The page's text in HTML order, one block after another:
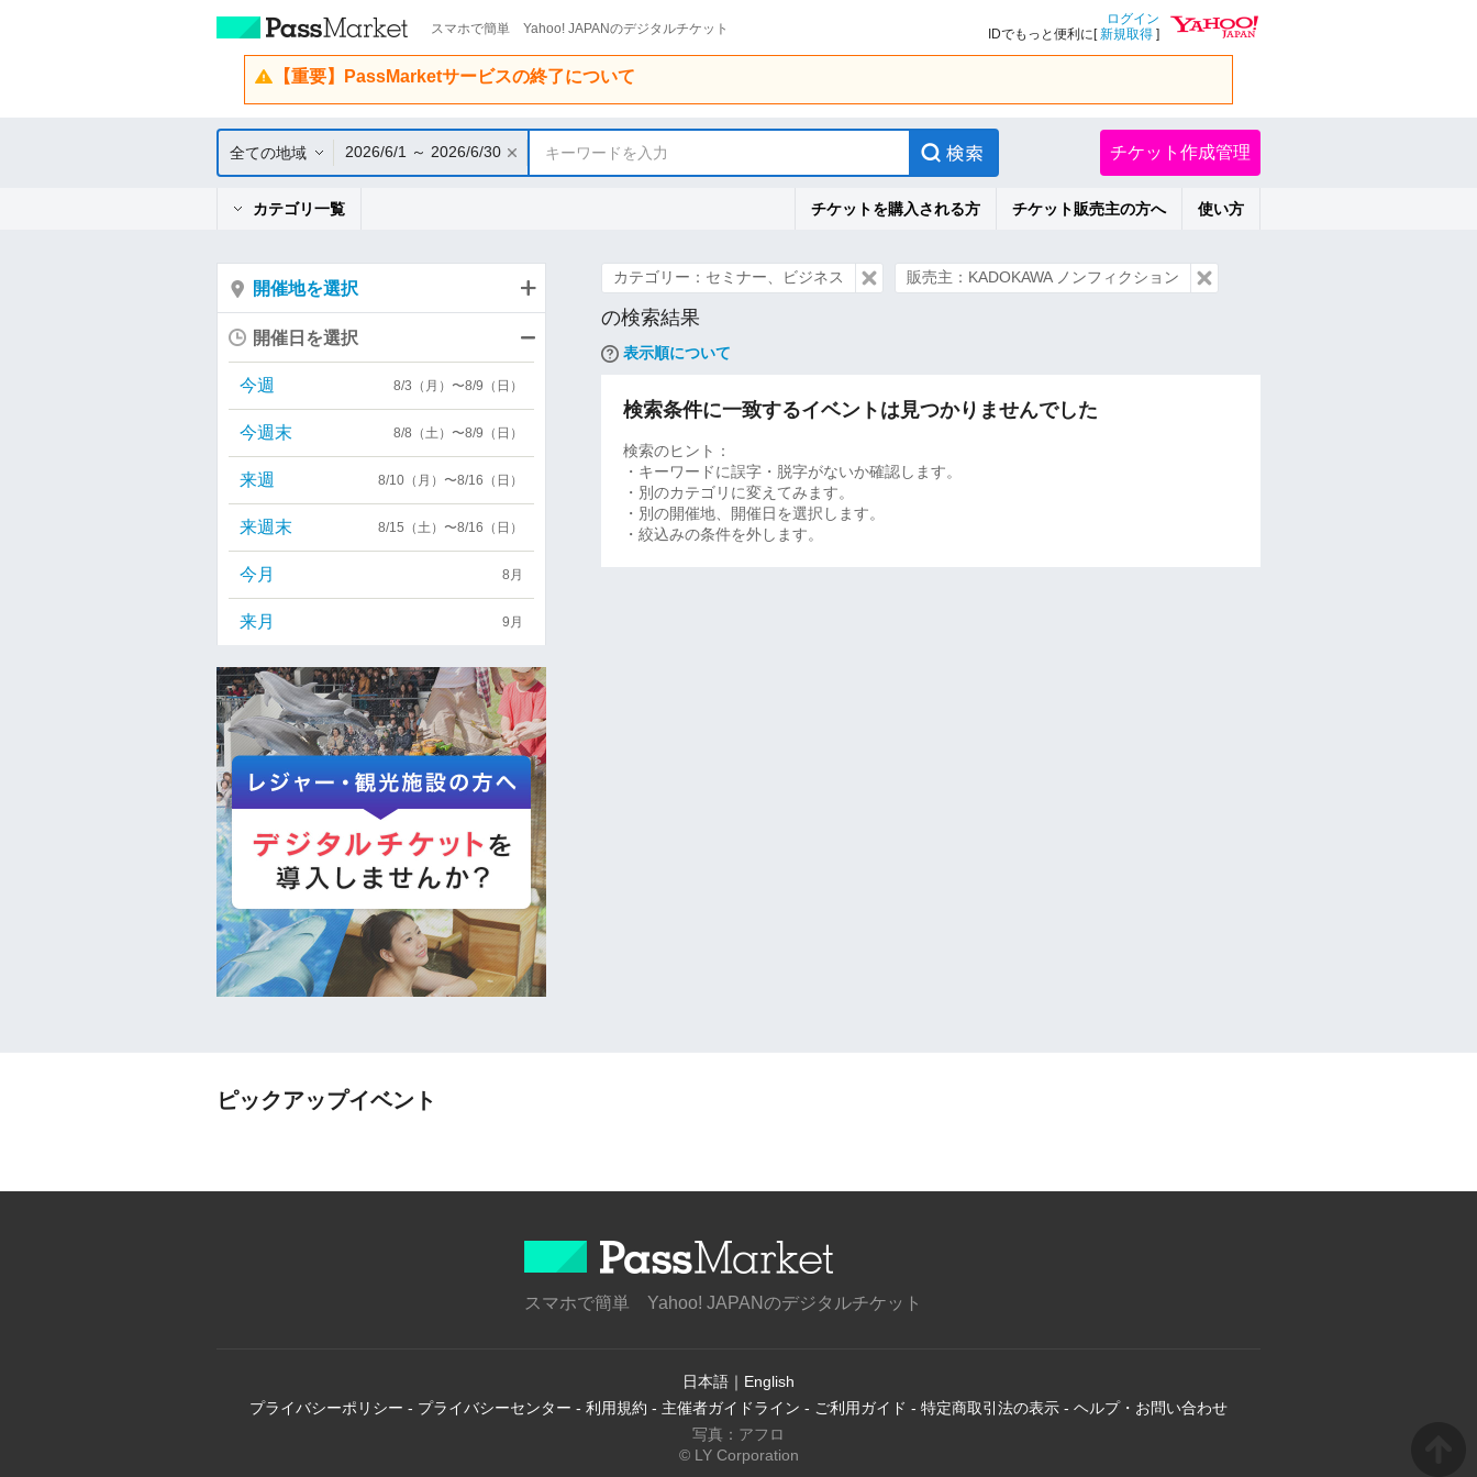
スマホで簡単 Yahoo! JAPANのデジタルチケット
ログイン
IDでもっと便利に[新規取得 ]
【重要】PassMarketサービスの終了について
全ての地域 2026/6/1 ～ 2026/6/30 キーワードを入力 チケット作成管理
カテゴリ一覧 チケットを購入される方 チケット販売主の方へ 使い方
カテゴリー：セミナー、ビジネス 販売主：KADOKAWA ノンフィクション
の検索結果
表示順について
検索条件に一致するイベントは見つかりませんでした
検索のヒント：
・キーワードに誤字・脱字がないか確認します。
・別のカテゴリに変えてみます。
・別の開催地、開催日を選択します。
・絞込みの条件を外します。
開催地を選択
開催日を選択
今週 8/3（月）〜8/9（日）
今週末 8/8（土）〜8/9（日）
来週 8/10（月）〜8/16（日）
来週末 8/15（土）〜8/16（日）
今月 8月
来月 9月
ピックアップイベント
スマホで簡単 Yahoo! JAPANのデジタルチケット
日本語 ｜ English
プライバシーポリシー - プライバシーセンター - 利用規約 - 主催者ガイドライン - ご利用ガイド - 特定商取引法の表示 - ヘルプ・お問い合わせ
写真：アフロ
© LY Corporation